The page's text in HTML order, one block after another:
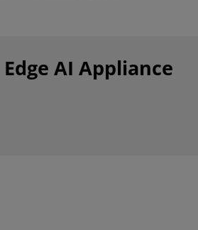
Edge AI Appliance